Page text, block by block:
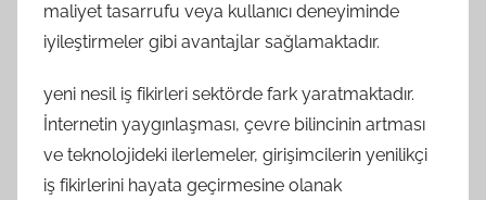
maliyet tasarrufu veya kullanıcı deneyiminde
iyileştirmeler gibi avantajlar sağlamaktadır.
yeni nesil iş fikirleri sektörde fark yaratmaktadır.
İnternetin yaygınlaşması, çevre bilincinin artması
ve teknolojideki ilerlemeler, girişimcilerin yenilikçi
iş fikirlerini hayata geçirmesine olanak